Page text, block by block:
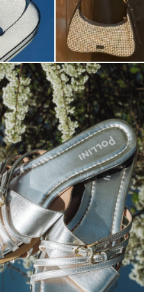
and class, the Echos mule in